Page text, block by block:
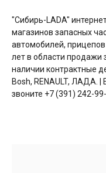
"Сибирь-LADA"
магазинов запасных
автомобилей,
лет в области продажи
наличии контрактные
Bosh, RENAULT, ЛАДА.
звоните +7 (391) 242-